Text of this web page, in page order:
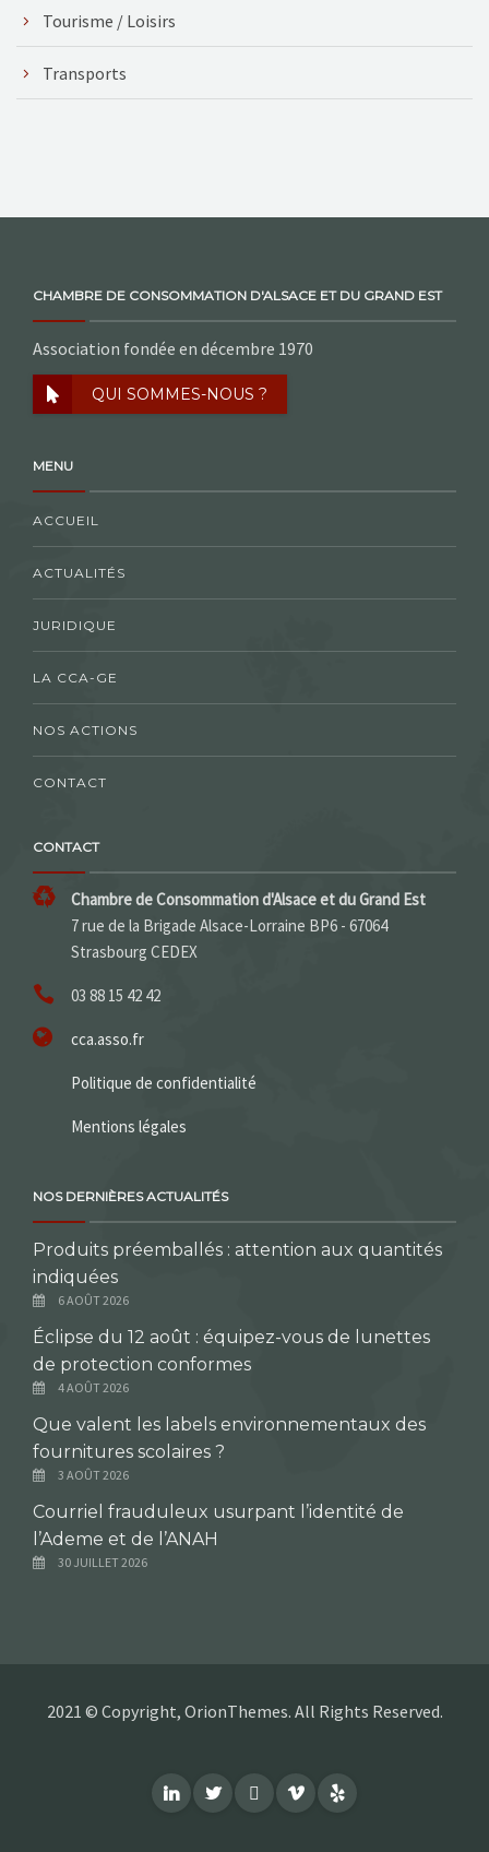
Tourisme / Loisirs
Transports
CHAMBRE DE CONSOMMATION D'ALSACE ET DU GRAND EST
Association fondée en décembre 1970
QUI SOMMES-NOUS ?
MENU
ACCUEIL
ACTUALITÉS
JURIDIQUE
LA CCA-GE
NOS ACTIONS
CONTACT
CONTACT
Chambre de Consommation d'Alsace et du Grand Est
7 rue de la Brigade Alsace-Lorraine BP6 - 67064
Strasbourg CEDEX
03 88 15 42 42
cca.asso.fr
Politique de confidentialité
Mentions légales
NOS DERNIÈRES ACTUALITÉS
Produits préemballés : attention aux quantités
indiquées
6 AOÛT 2026
Éclipse du 12 août : équipez-vous de lunettes
de protection conformes
4 AOÛT 2026
Que valent les labels environnementaux des
fournitures scolaires ?
3 AOÛT 2026
Courriel frauduleux usurpant l’identité de
l’Ademe et de l’ANAH
30 JUILLET 2026
2021 © Copyright, OrionThemes. All Rights Reserved.